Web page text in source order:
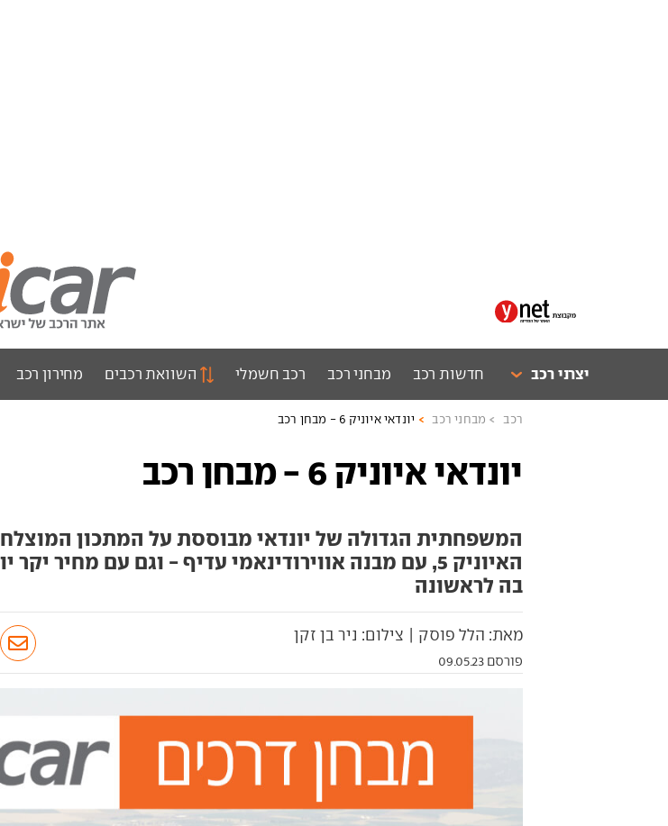
יצרני רכב חדשות רכב מבחני רכב רכב חשמלי השוואת רכבים מחירון רכב
רכב מבחני רכב יונדאי איוניק 6 - מבחן רכב
יונדאי איוניק 6 - מבחן רכב
המשפחתית הגדולה של יונדאי מבוססת על המתכון
האיוניק 5, עם מבנה אווירודינאמי עדיף - וגם עם מחיר יקר
בה לראשונה
מאת: הלל פוסק | צילום: ניר בן זקן
פורסם 09.05.23